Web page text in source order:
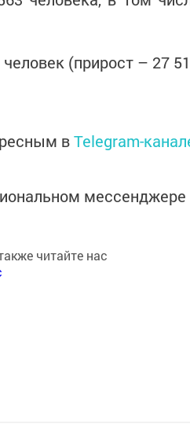
(прирост – 27
вTelegram-
читайте нас